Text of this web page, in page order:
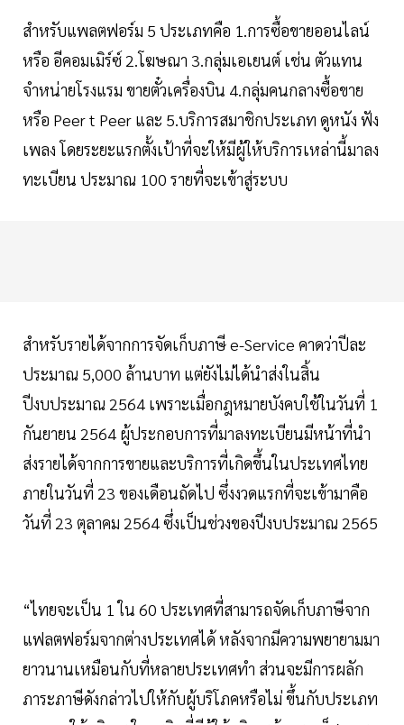
สำหรับแพลตฟอร์ม 5 ประเภทคือ 1.การซื้อขายออนไลน์
หรือ อีคอมเมิร์ซ์ 2.โฆษณา 3.กลุ่มเอเยนต์ เช่น ตัวแทน
จำหน่ายโรงแรม ขายตั๋วเครื่องบิน 4.กลุ่มคนกลางซื้อขาย
หรือ Peer t Peer และ 5.บริการสมาชิกประเภท ดูหนัง ฟัง
เพลง โดยระยะแรกตั้งเป้าที่จะให้มีผู้ให้บริการเหล่านี้มาลง
ทะเบียน ประมาณ 100 รายที่จะเข้าสู่ระบบ
สำหรับรายได้จากการจัดเก็บภาษี e-Service คาดว่าปีละ
ประมาณ 5,000 ล้านบาท แต่ยังไม่ได้นำส่งในสิ้น
ปีงบประมาณ 2564 เพราะเมื่อกฎหมายบังคบใช้ในวันที่ 1
กันยายน 2564 ผู้ประกอบการที่มาลงทะเบียนมีหน้าที่นำ
ส่งรายได้จากการขายและบริการที่เกิดขึ้นในประเทศไทย
ภายในวันที่ 23 ของเดือนถัดไป ซึ่งงวดแรกที่จะเข้ามาคือ
วันที่ 23 ตุลาคม 2564 ซึ่งเป็นช่วงของปีงบประมาณ 2565
“ไทยจะเป็น 1 ใน 60 ประเทศที่สามารถจัดเก็บภาษีจาก
แฟลตฟอร์มจากต่างประเทศได้ หลังจากมีความพยายามมา
ยาวนานเหมือนกับที่หลายประเทศทำ ส่วนจะมีการผลัก
ภาระภาษีดังกล่าวไปให้กับผู้บริโภคหรือไม่ ขึ้นกับประเภท